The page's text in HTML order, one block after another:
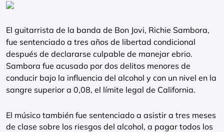
El guitarrista de la banda de Bon Jovi, Richie Sambora,
fue sentenciado a tres años de libertad condicional
después de declararse culpable de manejar ebrio.
Sambora fue acusado por dos delitos menores de
conducir bajo la influencia del alcohol y con un nivel en la
sangre superior a 0,08, el límite legal de California.
El músico también fue sentenciado a asistir a tres meses
de clase sobre los riesgos del alcohol, a pagar todos los